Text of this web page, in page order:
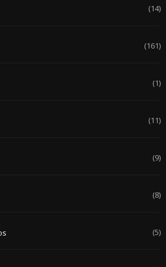
(14)
(161)
(1)
(11)
(9)
(8)
(5)